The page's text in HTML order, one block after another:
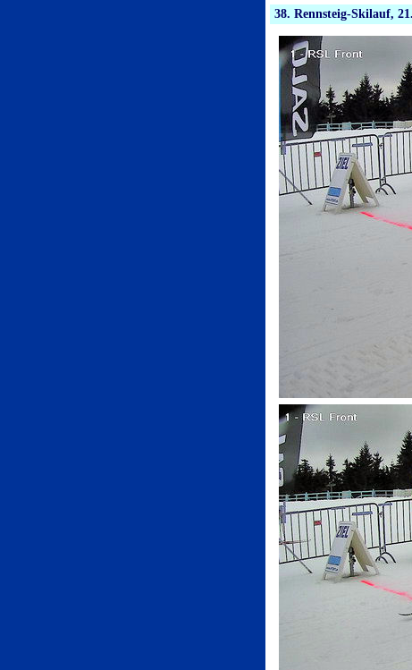
38. Rennsteig-Skilauf,